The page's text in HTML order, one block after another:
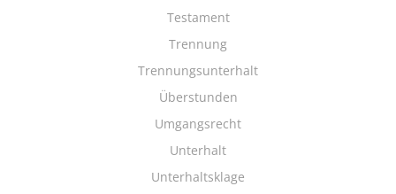
Testament
Trennung
Trennungsunterhalt
Überstunden
Umgangsrecht
Unterhalt
Unterhaltsklage